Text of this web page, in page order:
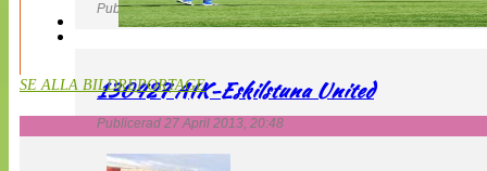
Publicerad 27 April 2013, 20:54
130427 AIK-Eskilstuna United
Publicerad 27 April 2013, 20:48
SE ALLA BILDREPORTAGE